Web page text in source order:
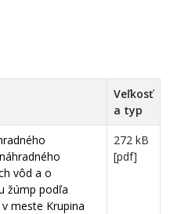
Veľkosť
a typ
vôd a o
žúmp podľa
meste Krupina
272 kB
[pdf]